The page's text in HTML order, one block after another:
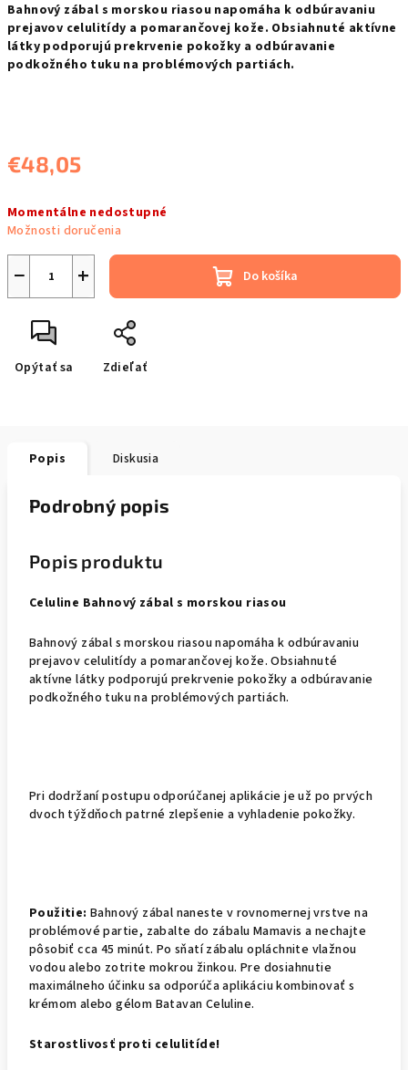
Bahnový zábal s morskou riasou napomáha k odbúravaniu
prejavov celulitídy a pomarančovej kože. Obsiahnuté aktívne
látky podporujú prekrvenie pokožky a odbúravanie
podkožného tuku na problémových partiách.
€48,05
cena:
Momentálne nedostupné
Možnosti doručenia
+
− Do košíka
Opýtať sa Zdieľať
Popis Diskusia
Podrobný popis
Popis produktu
Celuline Bahnový zábal s morskou riasou
Bahnový zábal s morskou riasou napomáha k odbúravaniu
prejavov celulitídy a pomarančovej kože. Obsiahnuté
aktívne látky podporujú prekrvenie pokožky a odbúravanie
podkožného tuku na problémových partiách.
Pri dodržaní postupu odporúčanej aplikácie je už po prvých
dvoch týždňoch patrné zlepšenie a vyhladenie pokožky.
Použitie: Bahnový zábal naneste v rovnomernej vrstve na
problémové partie, zabalte do zábalu Mamavis a nechajte
pôsobiť cca 45 minút. Po sňatí zábalu opláchnite vlažnou
vodou alebo zotrite mokrou žinkou. Pre dosiahnutie
maximálneho účinku sa odporúča aplikáciu kombinovať s
krémom alebo gélom Batavan Celuline.
Starostlivosť proti celulitíde!